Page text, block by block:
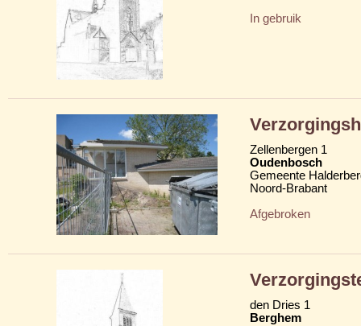
In gebruik
Zellenbergen 1
Oudenbosch
Gemeente
Noord-Brabant
Afgebroken
den Dries 1
Berghem